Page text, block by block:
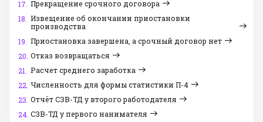
17. Прекращение срочного договора
18. Извещение об окончании приостановки
производства
19. Приостановка завершена, а срочный договор нет
20. Отказ возвращаться
21. Расчет среднего заработка
22. Численность для формы статистики П-4
23. Отчёт СЗВ-ТД у второго работодателя
24. СЗВ-ТД у первого нанимателя